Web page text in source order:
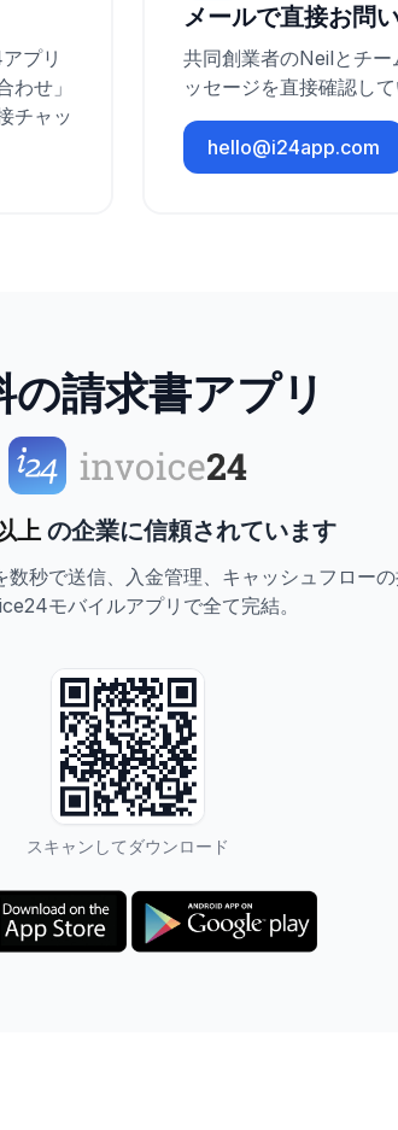
プリ
わせ」
チャッ
メールで直接お問
共同創業者のNeilとチー
ッセージを直接確認して
hello@i24app.com
の請求書アプリ
上 の企業に信頼されています
数秒で送信、入金管理、キャッシュフロー
モバイルアプリで全て完結。
スキャンしてダウンロード